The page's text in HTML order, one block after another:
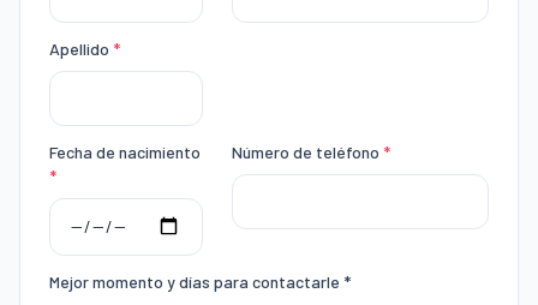
Apellido *
Fecha de nacimiento
*
Número de teléfono *
Mejor momento y días para contactarle *